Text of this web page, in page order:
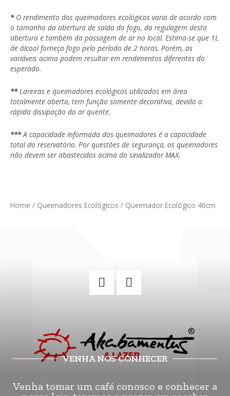
*O rendimento dos queimadores ecológicos varia de acordo com
o tamanho da abertura de saída do fogo, da regulagem desta
abertura e também da passagem de ar no local. Estima-se que 1L
de álcool forneça fogo pelo período de 2 horas. Porém, as
variáveis acima podem resultar em rendimentos diferentes do
esperado.
**Lareiras e queimadores ecológicos utilizados em área
totalmente aberta, tem função somente decorativa, devido a
rápida dissipação do ar quente.
***A capacidade informada dos queimadores é a capacidade
total do reservatório. Por questões de segurança, os queimadores
não devem ser abastecidos acima do sinalizador MAX.
Home / Queimadores Ecológicos / Queimador Ecológico 46cm
VENHA NOS CONHECER
Venha tomar um café conosco e conhecer a